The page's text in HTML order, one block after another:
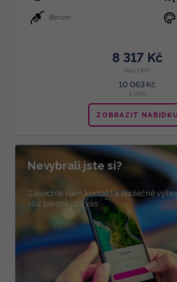
Benzín
8 317 Kč
bez DPH
10 063 Kč
s DPH
ZOBRAZIT NABÍDKU
Nevybrali jste si?
Zanechte nám kontakt a společně
vůz přesně pro vás.